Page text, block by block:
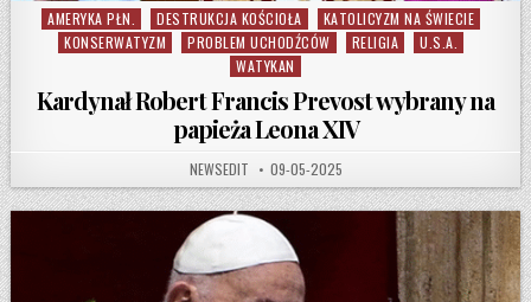
Posted in
AMERYKA PŁN. DESTRUKCJA KOŚCIOŁA
KATOLICYZM NA ŚWIECIE
KONSERWATYZM
PROBLEM UCHODŹCÓW RELIGIA
U.S.A.
WATYKAN
Kardynał Robert Francis Prevost wybrany na
papieża Leona XIV
AUTHOR:
NEWSEDIT PUBLISHED DATE:
09-05-2025